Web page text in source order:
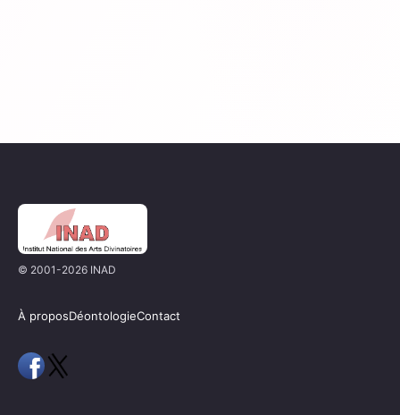
© 2001-2026 INAD
À proposDéontologieContact